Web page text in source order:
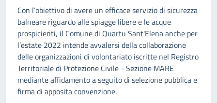
Con l’obiettivo di avere un efficace servizio di sicurezza
balneare riguardo alle spiagge libere e le acque
prospicienti, il Comune di Quartu Sant'Elena anche per
l’estate 2022 intende avvalersi della collaborazione
delle organizzazioni di volontariato iscritte nel Registro
Territoriale di Protezione Civile - Sezione MARE
mediante affidamento a seguito di selezione pubblica e
firma di apposita convenzione.